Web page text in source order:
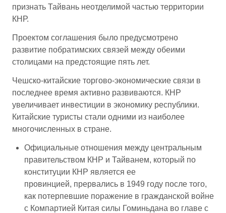
признать Тайвань неотделимой частью территории
КНР.
Проектом соглашения было предусмотрено
развитие побратимских связей между обеими
столицами на предстоящие пять лет.
Чешско-китайские торгово-экономические связи в
последнее время активно развиваются. КНР
увеличивает инвестиции в экономику республики.
Китайские туристы стали одними из наиболее
многочисленных в стране.
Официальные отношения между центральным
правительством КНР и Тайванем, который по
конституции КНР является ее
провинцией, прервались в 1949 году после того,
как потерпевшие поражение в гражданской войне
с Компартией Китая силы Гоминьдана во главе с